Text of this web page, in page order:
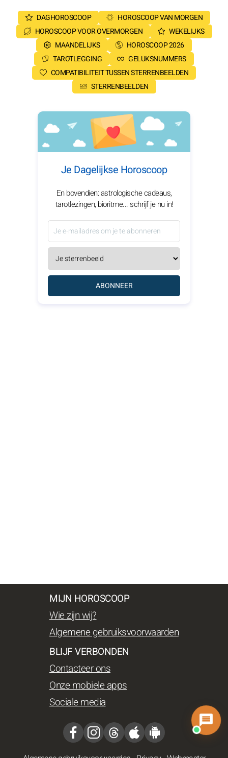
DAGHOROSCOOP
HOROSCOOP VAN MORGEN
HOROSCOOP VOOR OVERMORGEN
WEKELIJKS
MAANDELIJKS
HOROSCOOP 2026
TAROTLEGGING
GELUKSNUMMERS
COMPATIBILITEIT TUSSEN STERRENBEELDEN
STERRENBEELDEN
Je Dagelijkse Horoscoop
En bovendien: astrologische cadeaus,
tarotlezingen, bioritme... schrijf je nu in!
ABONNEER
MIJN HOROSCOOP
Wie zijn wij?
Algemene gebruiksvoorwaarden
BLIJF VERBONDEN
Contacteer ons
Onze mobiele apps
Sociale media